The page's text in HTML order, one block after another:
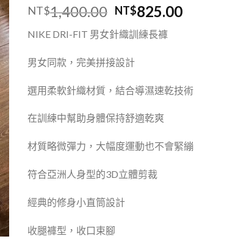
NT$1,400.00 NT$825.00
NIKE DRI-FIT 男女針織訓練長褲
男女同款，完美拼接設計
選用柔軟針織材質，結合導濕速乾技術
在訓練中幫助身體保持舒適乾爽
材質略微彈力，大幅度運動也不會緊繃
符合亞洲人身型的3D立體剪裁
經典的修身小直筒設計
收腿褲型，收口束腳